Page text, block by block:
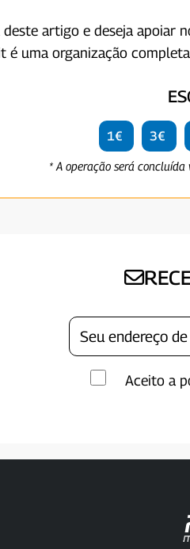
artigo e deseja apoiar
é uma organização
1€ 3€
* A operação será
Aceito a